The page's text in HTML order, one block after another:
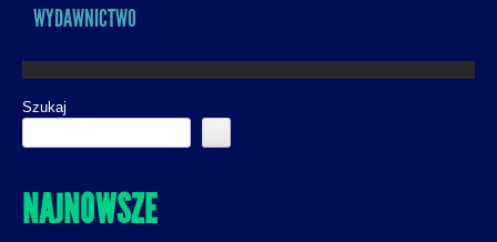
WYDAWNICTWO
Szukaj
NAJNOWSZE